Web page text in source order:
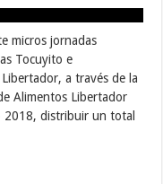
micros jornadas
Tocuyito e
a través de la
Alimentos Libertador
2018, distribuir un total